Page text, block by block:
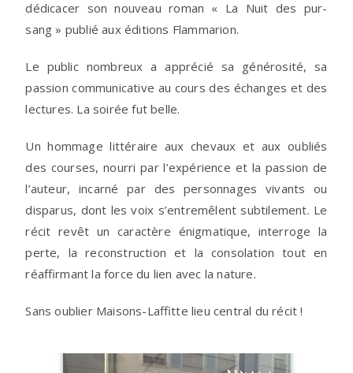
dédicacer son nouveau roman « La Nuit des pur-
sang » publié aux éditions Flammarion.
Le public nombreux a apprécié sa générosité, sa
passion communicative au cours des échanges et des
lectures. La soirée fut belle.
Un hommage littéraire aux chevaux et aux oubliés
des courses, nourri par l’expérience et la passion de
l’auteur, incarné par des personnages vivants ou
disparus, dont les voix s’entremêlent subtilement. Le
récit revêt un caractère énigmatique, interroge la
perte, la reconstruction et la consolation tout en
réaffirmant la force du lien avec la nature.
Sans oublier Maisons-Laffitte lieu central du récit !